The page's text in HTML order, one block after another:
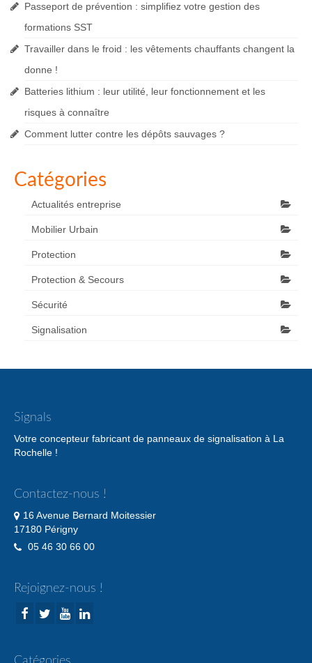
Passeport de prévention : simplifiez votre gestion des
formations SST
Travailler dans le froid : les vêtements chauffants changent la
donne !
Batteries lithium : leur utilité, leur fonctionnement et les
risques à connaître
Comment lutter contre les dépôts sauvages ?
Catégories
Actualités entreprise
Mobilier Urbain
Protection
Protection & Secours
Sécurité
Signalisation
Signals
Votre concepteur fabricant de panneaux de signalisation à La
Rochelle !
Contactez-nous !
16 Avenue Bernard Moitessier
17180 Périgny
05 46 30 66 00
Rejoignez-nous !